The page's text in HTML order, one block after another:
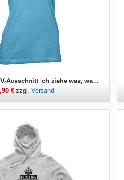
Damen T-Shirt V-Ausschnitt Ich ziehe was, was Du nicht ziehst
€zzgl. Versand